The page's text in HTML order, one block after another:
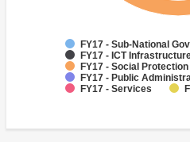
FY17 - Sub-National
FY17 - ICT
FY17 - Social Protection
FY17 - Public
FY17 - Services